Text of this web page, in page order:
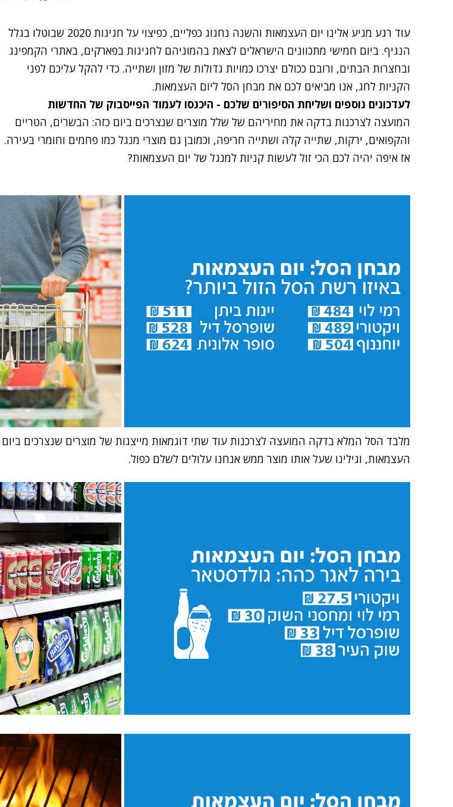
עוד רגע מגיע אלינו יום העצמאות והשנה נחגוג כפליים, כפיצוי על חגיגות 2020 שבוטלו בגלל
הנגיף. ביום חמישי מתכוונים הישראלים לצאת בהמוניהם לחגיגות בפארקים, באתרי הקמפינג
ובחצרות הבתים, ורובם ככולם יצרכו כמויות גדולות של מזון ושתייה. כדי להקל עליכם לפני
הקניות לחג, אנו מביאים לכם את מבחן הסל ליום העצמאות.
לעדכונים נוספים ושליחת הסיפורים שלכם - היכנסו לעמוד הפייסבוק של החדשות
המועצה לצרכנות בדקה את מחיריהם של שלל מוצרים שנצרכים ביום כזה: הבשרים, הטריים
והקפואים, ירקות, שתייה קלה ושתייה חריפה, וכמובן גם מוצרי מנגל כמו פחמים וחומרי בעירה.
אז איפה יהיה לכם הכי זול לעשות קניות למנגל של יום העצמאות?
מלבד הסל המלא בדקה המועצה לצרכנות עוד שתי דוגמאות מייצגות של מוצרים שנצרכים ביום
העצמאות, וגילינו שעל אותו מוצר ממש אנחנו עלולים לשלם כפול.